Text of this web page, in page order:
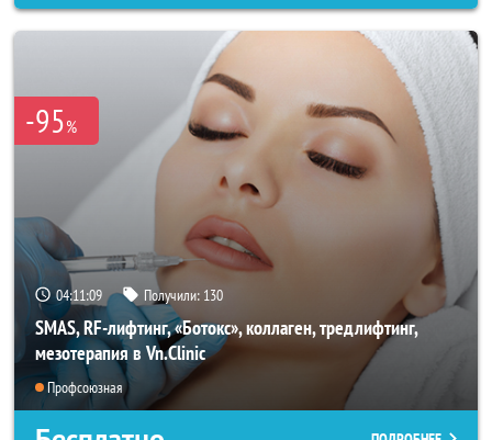
-95%
04:11:07 Получили: 130
SMAS, RF-лифтинг, «Ботокс», коллаген, тредлифтинг,
мезотерапия в Vn.Clinic
Профсоюзная